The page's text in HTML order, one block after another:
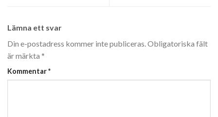
Lämna ett svar
Din e-postadress kommer inte publiceras.Obligatoriska fält
är märkta *
Kommentar*